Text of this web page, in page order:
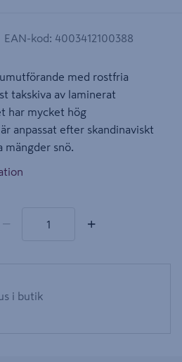
EAN-kod: 4003412100388
med rostfria
takskiva av laminerat
har mycket hög
anpassat efter skandinaviskt
mängder snö.
− +
i butik